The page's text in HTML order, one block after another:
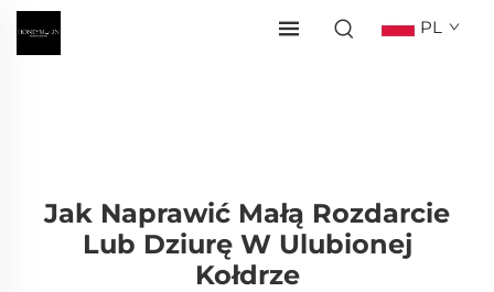
PL
Jak Naprawić Małą Rozdarcie
Lub Dziurę W Ulubionej
Kołdrze